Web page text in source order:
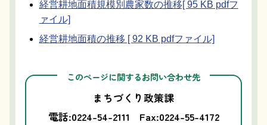
経営耕地面積規模別農家数の推移[ 95 KB pdfフ
ァイル]
経営耕地面積の推移 [ 92 KB pdfファイル]
このページに関するお問い合わせ先
まちづくり政策課
電話:0224-54-2111
Fax:0224-55-4172